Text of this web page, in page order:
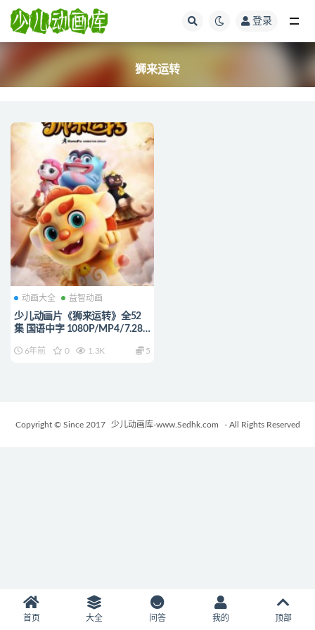
登录
狮来运转
动画大全 益智动画
少儿动画片《狮来运转》全52
集 国语中字 1080P/MP4/7.28G
6年前 0 1.3K 5
Copyright © Since 2017 少儿动画库-www.Sedhk.com - All Rights Reserved
首页 大全 问答 我的 顶部